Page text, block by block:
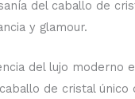
del caballo de
y glamour.
del lujo moderno
de cristal único